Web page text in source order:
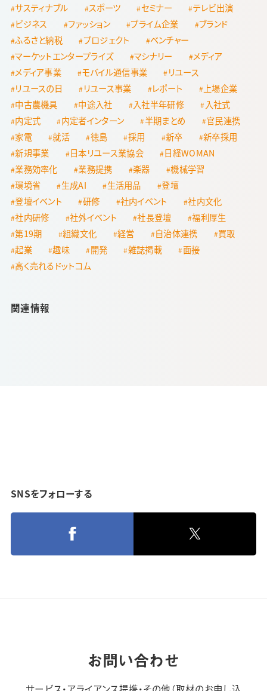
サスティナブル
スポーツ セミナー
テレビ出演
ビジネス
ファッション プライム企業
ブランド
ふるさと納税
プロジェクト
ベンチャー
マーケットエンタープライズ
マシナリー
メディア
メディア事業
モバイル通信事業
リユース
リユースの日
リユース事業 レポート
上場企業
中古農機具
中途入社 入社半年研修
入社式
内定式
内定者インターン 半期まとめ
官民連携
家電
就活 徳島 採用 新卒
新卒採用
新規事業
日本リユース業協会
日経WOMAN
業務効率化
業務提携 楽器
機械学習
環境省
生成AI 生活用品
登壇
登壇イベント
研修 社内イベント
社内文化
社内研修
社外イベント 社長登壇
福利厚生
第19期
組織文化 経営 自治体連携
買取
起業
趣味 開発 雑誌掲載
面接
高く売れるドットコム
関連情報
SNSをフォローする
お問い合わせ